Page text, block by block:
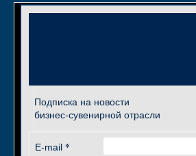
Подписка на новости
бизнес-сувенирной отрасли
E-mail *